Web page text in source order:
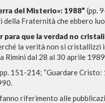
del Misterio»: 1988” (pp.
della Fraternità che ebbero
para que la verdad no
la verità non si cristallizzi
Rimini dal 28 al 30 aprile
151-214; “Guardare
fanno riferimento alle